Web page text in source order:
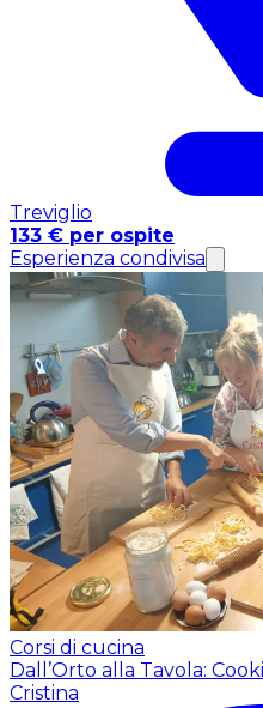
Treviglio
133 € per ospite
Esperienza condivisa
Corsi di cucina
Dall’Orto alla Tavola:
Cristina